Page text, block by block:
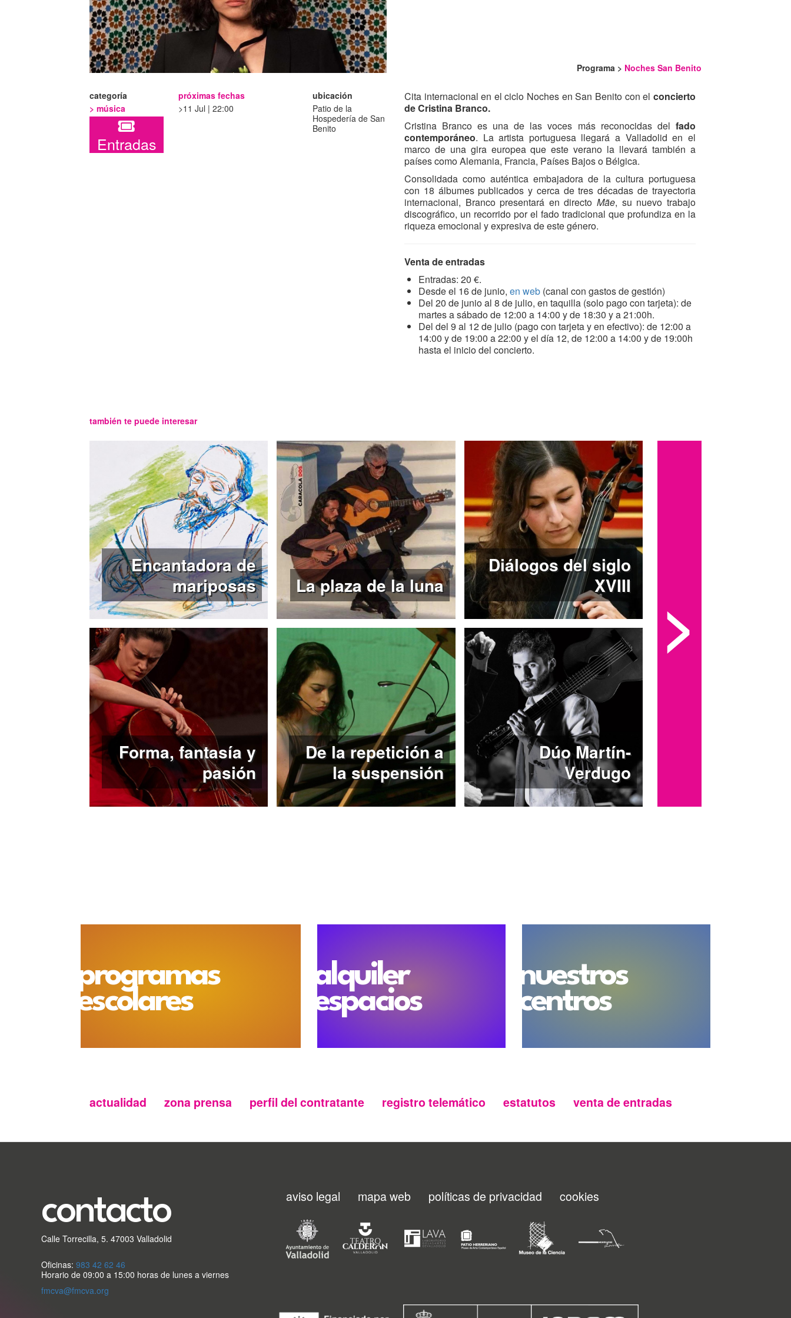
Programa > Noches San Benito
categoría
>música
Entradas
próximas fechas
11 Jul | 22:00
ubicación
Patio de la
Hospedería de San
Benito
Cita internacional en el ciclo Noches en San Benito con el concierto
de Cristina Branco.
Cristina Branco es una de las voces más reconocidas del fado
contemporáneo. La artista portuguesa llegará a Valladolid en el
marco de una gira europea que este verano la llevará también a
países como Alemania, Francia, Países Bajos o Bélgica.
Consolidada como auténtica embajadora de la cultura portuguesa
con 18 álbumes publicados y cerca de tres décadas de trayectoria
internacional, Branco presentará en directo Mãe, su nuevo trabajo
discográfico, un recorrido por el fado tradicional que profundiza en la
riqueza emocional y expresiva de este género.
Venta de entradas
Entradas: 20 €.
Desde el 16 de junio, en web (canal con gastos de gestión)
Del 20 de junio al 8 de julio, en taquilla (solo pago con tarjeta): de
martes a sábado de 12:00 a 14:00 y de 18:30 y a 21:00h.
Del del 9 al 12 de julio (pago con tarjeta y en efectivo): de 12:00 a
14:00 y de 19:00 a 22:00 y el día 12, de 12:00 a 14:00 y de 19:00h
hasta el inicio del concierto.
también te puede interesar
Encantadora de
mariposas
La plaza de la luna
Diálogos del siglo
XVIII
Forma, fantasía y
pasión
De la repetición a
la suspensión
Dúo Martín-
Verdugo
>
programas
escolares
alquiler
espacios
nuestros
centros
secundario
actualidad zona prensa perfil del contratante registro telemático estatutos venta de entradas
contacto
Calle Torrecilla, 5. 47003 Valladolid
Oficinas: 983 42 62 46
Horario de 09:00 a 15:00 horas de lunes a viernes
fmcva@fmcva.org
Menu
footer
aviso legal mapa web políticas de privacidad cookies